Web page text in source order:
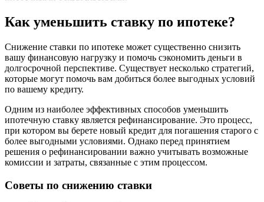
Как уменьшить ставку по ипотеке?
Снижение ставки по ипотеке может существенно снизить
вашу финансовую нагрузку и помочь сэкономить деньги в
долгосрочной перспективе. Существует несколько стратегий,
которые могут помочь вам добиться более выгодных условий
по вашему кредиту.
Одним из наиболее эффективных способов уменьшить
ипотечную ставку является рефинансирование. Это процесс,
при котором вы берете новый кредит для погашения старого с
более выгодными условиями. Однако перед принятием
решения о рефинансировании важно учитывать возможные
комиссии и затраты, связанные с этим процессом.
Советы по снижению ставки